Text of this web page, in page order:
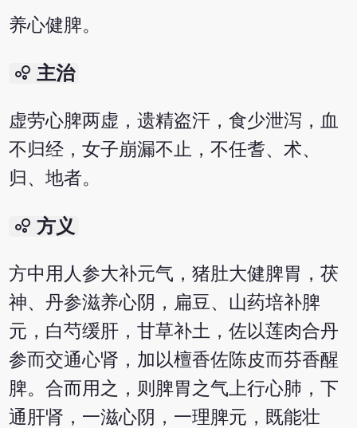
养心健脾。
bubble_chart 主治
虚劳心脾两虚，遗精盗汗，食少泄泻，血
不归经，女子崩漏不止，不任耆、术、
归、地者。
bubble_chart 方义
方中用人参大补元气，猪肚大健脾胃，茯
神、丹参滋养心阴，扁豆、山药培补脾
元，白芍缓肝，甘草补土，佐以莲肉合丹
参而交通心肾，加以檀香佐陈皮而芬香醒
脾。合而用之，则脾胃之气上行心肺，下
通肝肾，一滋心阴，一理脾元，既能壮